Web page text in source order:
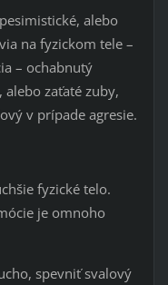
alebo
na fyzickom tele –
– ochabnutý
zaťaté zuby,
v prípade agresie.
fyzické telo.
je omnoho
spevniť svalový